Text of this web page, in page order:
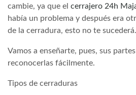
cambie, ya que el cerrajero 24h
había un problema y después era
de la cerradura, esto no te sucederá.
Vamos a enseñarte, pues, sus
reconocerlas fácilmente.
Tipos de cerraduras